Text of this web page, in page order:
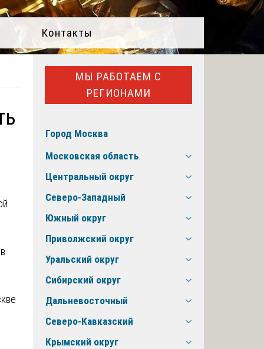
Контакты
МЫ РАБОТАЕМ С
РЕГИОНАМИ
Город Москва
Московская область
Центральный округ
Северо-Западный
Южный округ
Приволжский округ
Уральский округ
Сибирский округ
Дальневосточный
Северо-Кавказский
Крымский округ